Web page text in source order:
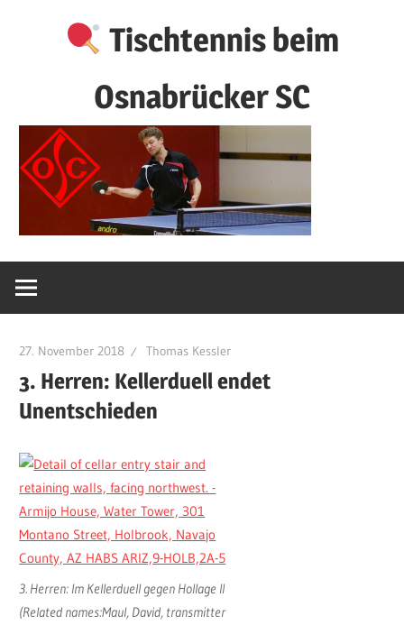
Tischtennis beim
Osnabrücker SC
27. November 2018 Thomas Kessler
3. Herren: Kellerduell endet
Unentschieden
3. Herren: Im Kellerduell gegen Hollage II
(Related names:Maul, David, transmitter